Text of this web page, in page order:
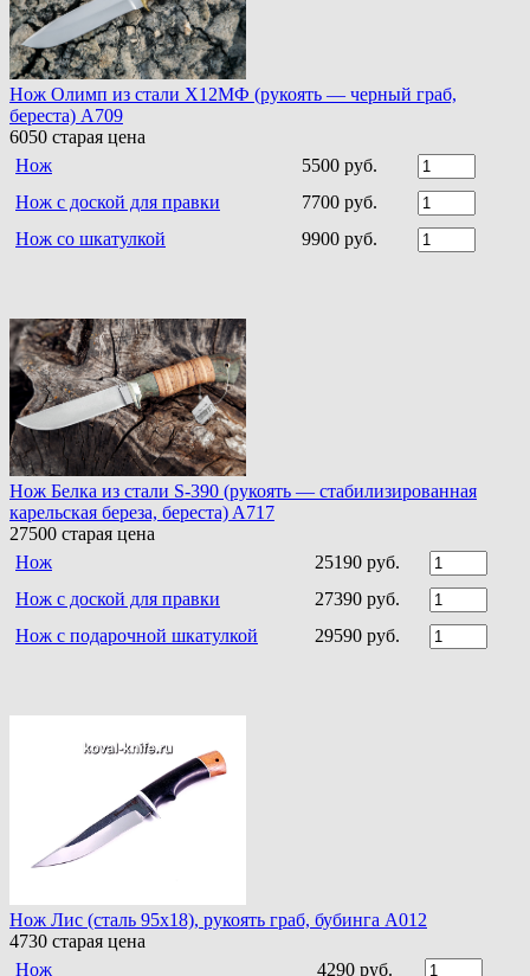
Нож Олимп из стали Х12МФ (рукоять — черный граб,
береста) A709
6050 старая цена
Нож
5500 руб.
Нож с доской для правки
7700 руб.
Нож со шкатулкой
9900 руб.
Нож Белка из стали S-390 (рукоять — стабилизированная
карельская береза, береста) A717
27500 старая цена
Нож
25190 руб.
Нож с доской для правки
27390 руб.
Нож с подарочной шкатулкой
29590 руб.
Нож Лис (сталь 95х18), рукоять граб, бубинга A012
4730 старая цена
Нож
4290 руб.